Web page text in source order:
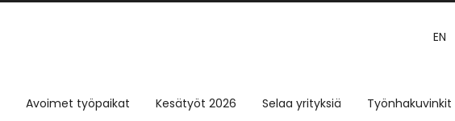
EN
Avoimet työpaikat Kesätyöt 2026 Selaa yrityksiä Työnhakuvinkit